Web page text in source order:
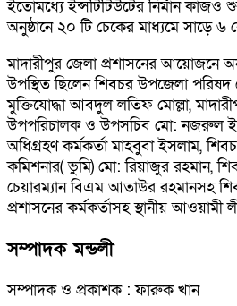
ইতোমধ্যে ইন্সটিটিউটের নির্মান
অনুষ্ঠানে ২০ টি চেকের মাধ্যমে সাড়ে ৬
মাদারীপুর জেলা প্রশাসনের আয়োজনে
উপস্থিত ছিলেন শিবচর উপজেলা পরিষদ
মুক্তিযোদ্ধা আবদুল লতিফ মোল্লা,
উপপরিচালক ও উপসচিব মো: নজরুল
অধিগ্রহণ কর্মকর্তা মাহবুবা ইসলাম,
কমিশনার( ভুমি) মো: রিয়াজুর রহমান,
চেয়ারম্যান বিএম আতাউর রহমানসহ
প্রশাসনের কর্মকর্তাসহ স্থানীয় আওয়ামী
সম্পাদক মন্ডলী
সম্পাদক ও প্রকাশক : ফারুক খান